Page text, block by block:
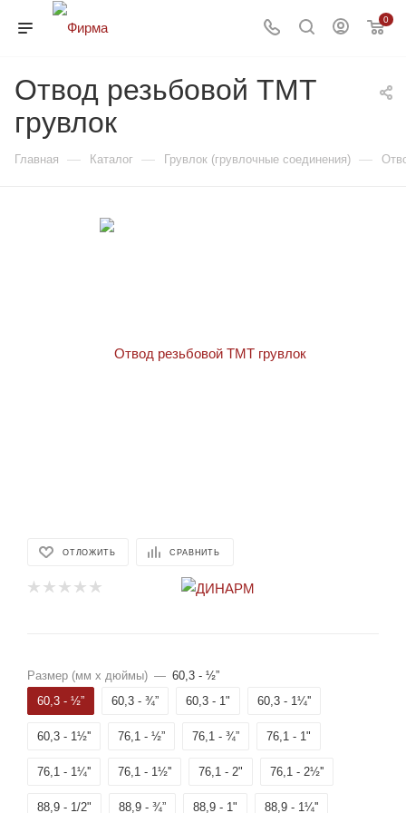
0
Отвод резьбовой TMT
грувлок
Главная — Каталог — Грувлок (грувлочные соединения) —
ОТЛОЖИТЬ СРАВНИТЬ
Размер (мм x дюймы) — 60,3 - ½”
60,3 - ½”
60,3 - ¾” 60,3 - 1" 60,3 - 1¼''
60,3 - 1½'' 76,1 - ½” 76,1 - ¾” 76,1 - 1"
76,1 - 1¼'' 76,1 - 1½'' 76,1 - 2" 76,1 - 2½''
88,9 - 1/2" 88,9 - ¾” 88,9 - 1" 88,9 - 1¼''